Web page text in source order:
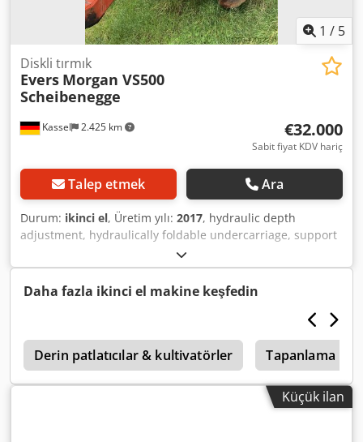
1 / 5
Kassel 2.425 km
Diskli tırmık
Evers Morgan VS500
Scheibenegge
€32.000
Sabit fiyat KDV hariç
Talep etmek Ara
Durum: ikinci el, Üretim yılı: 2017, hydraulic depth
adjustment, hydraulically foldable undercarriage, support
wheels, disc section can be hydraulically adjusted. Dedpfx
Aeuigwdjgfeck
Daha fazla ikinci el makine keşfedin
Derin patlatıcılar & kultivatörler Tapanlama
Küçük ilan